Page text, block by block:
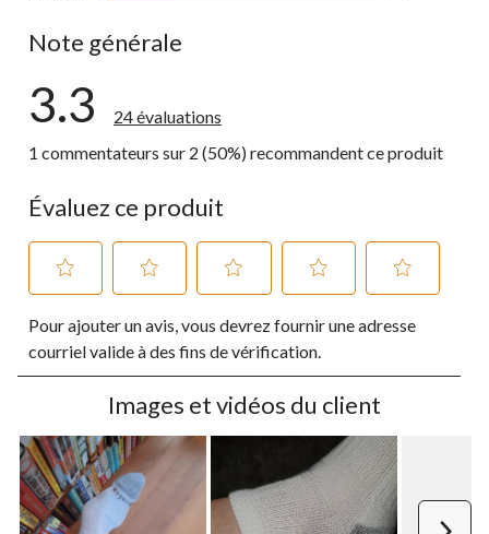
Note générale
3.3
24 évaluations
1 commentateurs sur 2 (50%) recommandent ce produit
Évaluez ce produit
pour
évaluer
Cette
action
ouvrira
le
pour
évaluer
2
Cette
action
ouvrira
le
pour
évaluer
3
Cette
ouvrira
pour
évaluer
4
action
ouvrira
le
pour
5
Cette
action
ouvrira
le
Pour ajouter un avis, vous devrez fournir une adresse
courriel valide à des fins de vérification.
Images et vidéos du client